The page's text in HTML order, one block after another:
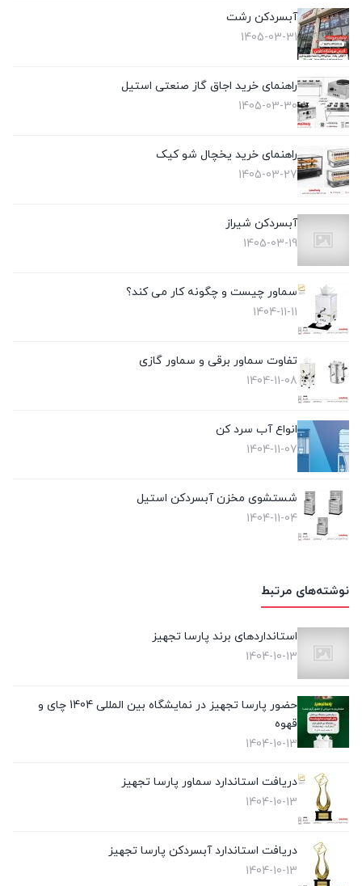
آبسردکن رشت
1405-03-31
راهنمای خرید اجاق گاز صنعتی استیل
1405-03-30
راهنمای خرید یخچال شو کیک
1405-03-27
آبسردکن شیراز
1405-03-19
سماور چیست و چگونه کار می کند؟
1404-11-11
تفاوت سماور برقی و سماور گازی
1404-11-08
انواع آب سرد کن
1404-11-07
شستشوی مخزن آبسردکن استیل
1404-11-04
نوشته‌های مرتبط
استانداردهای برند پارسا تجهیز
1404-10-13
حضور پارسا تجهیز در نمایشگاه بین المللی 1404 چای و
قهوه
1404-10-13
دریافت استاندارد سماور پارسا تجهیز
1404-10-13
دریافت استاندارد آبسردکن پارسا تجهیز
1404-10-13